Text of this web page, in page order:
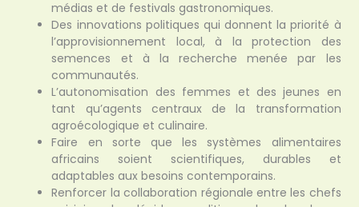
médias et de festivals gastronomiques.
Des innovations politiques qui donnent la priorité à
l’approvisionnement local, à la protection des
semences et à la recherche menée par les
communautés.
L’autonomisation des femmes et des jeunes en
tant qu’agents centraux de la transformation
agroécologique et culinaire.
Faire en sorte que les systèmes alimentaires
africains soient scientifiques, durables et
adaptables aux besoins contemporains.
Renforcer la collaboration régionale entre les chefs